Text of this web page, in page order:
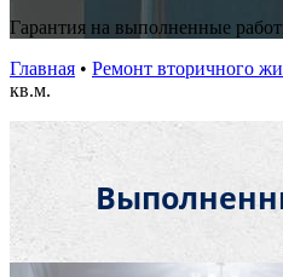
Гарантия на выполненные
Главная • Ремонт вторичного
кв.м.